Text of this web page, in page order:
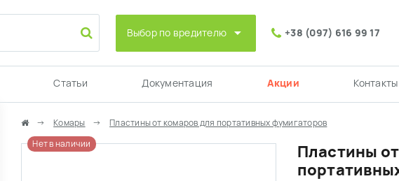
Выбор по вредителю +38 (097) 616 99 17
Статьи Документация Акции Контакты
Комары
Пластины от комаров для портативных фумигаторов
Нет в наличии
Пластины